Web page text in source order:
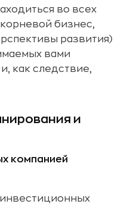
во всех
бизнес,
развития)
вами
как следствие,
и
компанией